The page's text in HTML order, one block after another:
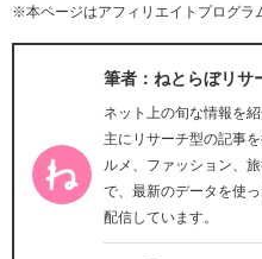
※本ページはアフィリエイトプログラ
筆者：ねとらぼリサ
ネット上の旬な情報を
主にリサーチ型の記事
ルメ、ファッション、
で、最新のデータを使
配信しています。